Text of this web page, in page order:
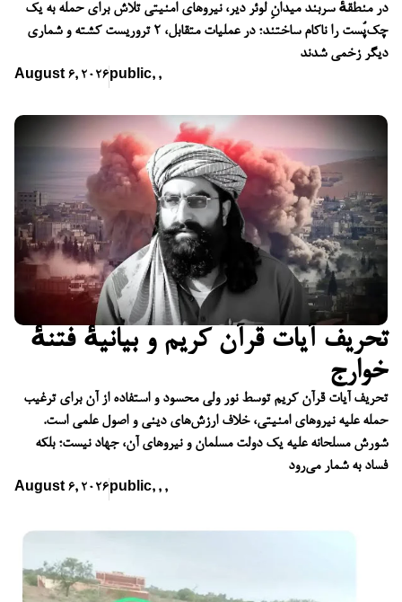
در منطقهٔ سربند میدانِ لوئر دیر، نیروهای امنیتی تلاش برای حمله به یک
چک‌پُست را ناکام ساختند؛ در عملیات متقابل، ۲ تروریست کشته و شماری
دیگر زخمی شدند
August 6, 2026 public, ,
تحریف آیات قرآن کریم و بیانیهٔ فتنهٔ
خوارج
تحریف آیات قرآن کریم توسط نور ولی محسود و استفاده از آن برای ترغیب
حمله علیه نیروهای امنیتی، خلاف ارزش‌های دینی و اصول علمی است.
شورش مسلحانه علیه یک دولت مسلمان و نیروهای آن، جهاد نیست؛ بلکه
فساد به شمار می‌رود
August 6, 2026 public, , ,